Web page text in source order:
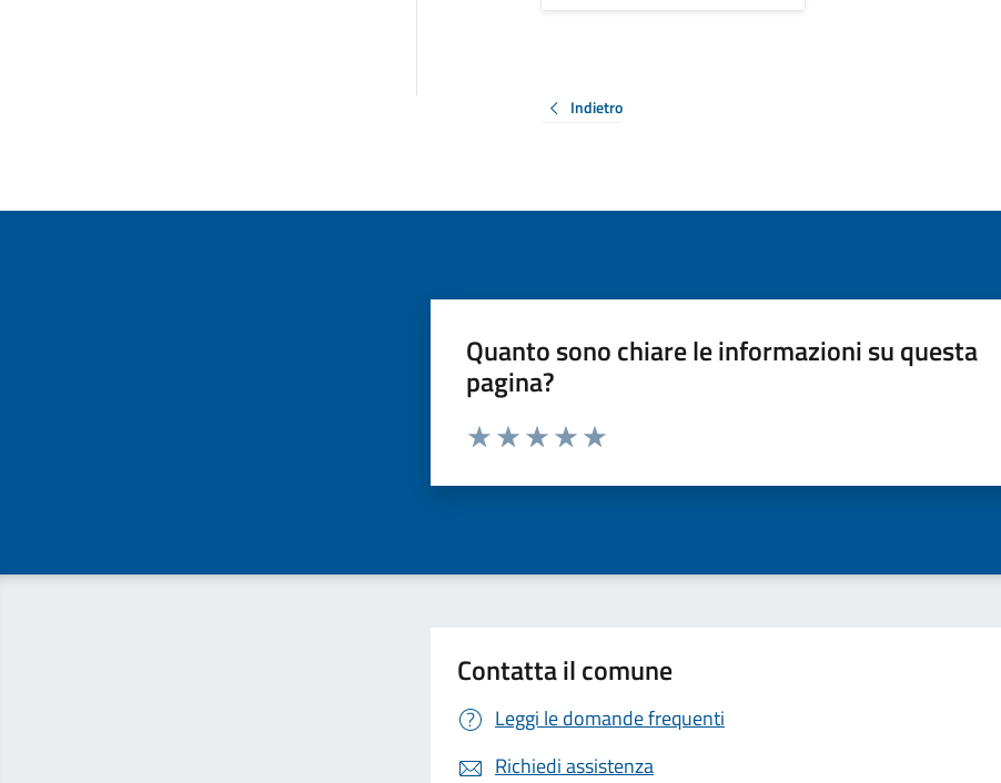
Indietro
Quanto sono chiare le informazioni su questa
pagina?
Valuta da 1 a 5 stelle la pagina
Contatta il comune
Leggi le domande frequenti
Richiedi assistenza